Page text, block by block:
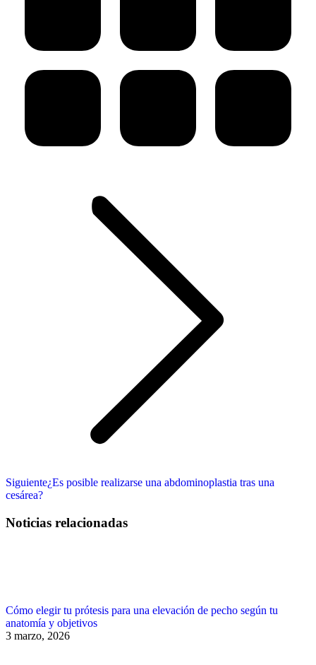
SiguientePublicación
¿Es posible realizarse una abdominoplastia tras una
cesárea?
Noticias relacionadas
Cómo elegir tu prótesis para una elevación de pecho según tu
anatomía y objetivos
3 marzo, 2026